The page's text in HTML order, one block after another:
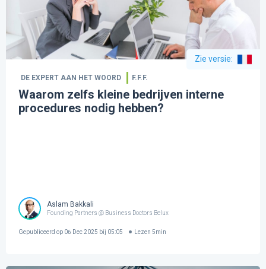
Zie versie:
DE EXPERT AAN HET WOORD F.F.F.
Waarom zelfs kleine bedrijven interne
procedures nodig hebben?
Aslam Bakkali
Founding Partners @ Business Doctors Belux
Gepubliceerd op 06 Dec 2025 bij 05:05 Lezen 5min